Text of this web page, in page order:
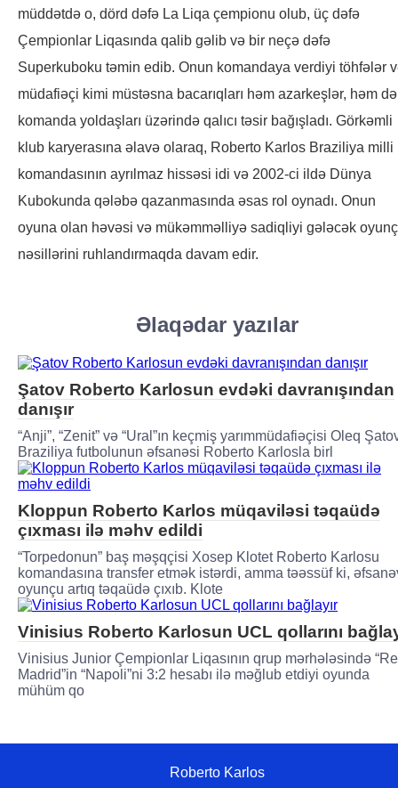
müddətdə o, dörd dəfə La Liqa çempionu olub, üç dəfə
Çempionlar Liqasında qalib gəlib və bir neçə dəfə
Superkuboku təmin edib. Onun komandaya verdiyi töhfələr
müdafiəçi kimi müstəsna bacarıqları həm azarkeşlər, həm də
komanda yoldaşları üzərində qalıcı təsir bağışladı. Görkəmli
klub karyerasına əlavə olaraq, Roberto Karlos Braziliya milli
komandasının ayrılmaz hissəsi idi və 2002-ci ildə Dünya
Kubokunda qələbə qazanmasında əsas rol oynadı. Onun
oyuna olan həvəsi və mükəmməlliyə sadiqliyi gələcək
nəsillərini ruhlandırmaqda davam edir.
Əlaqədar yazılar
Şatov Roberto Karlosun evdəki davranışından
danışır
“Anji”, “Zenit” və “Ural”ın keçmiş yarımmüdafiəçisi Oleq
Braziliya futbolunun əfsanəsi Roberto Karlosla birl
Kloppun Roberto Karlos müqaviləsi təqaüdə
çıxması ilə məhv edildi
“Torpedonun” baş məşqçisi Xosep Klotet Roberto Karlosu
komandasına transfer etmək istərdi, amma təəssüf ki,
oyunçu artıq təqaüdə çıxıb. Klote
Vinisius Roberto Karlosun UCL qollarını
Vinisius Junior Çempionlar Liqasının qrup mərhələsində
Madrid”in “Napoli”ni 3:2 hesabı ilə məğlub etdiyi oyunda
mühüm qo
Roberto Karlos